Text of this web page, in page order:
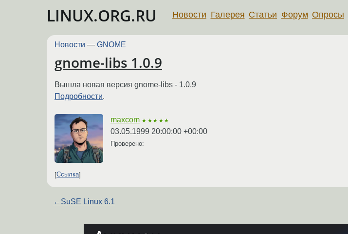
LINUX.ORG.RU Новости Галерея Статьи Форум Опросы
Новости — GNOME
gnome-libs 1.0.9
Вышла новая версия gnome-libs - 1.0.9
Подробности.
maxcom ★★★★★
03.05.1999 20:00:00 +00:00
Проверено:
Ссылка
← SuSE Linux 6.1